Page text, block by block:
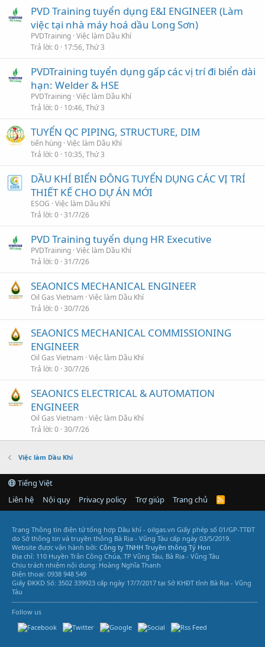
PVD Training tuyển dụng E&I ENGINEER (Làm
việc tại nhà máy hoá dầu Long Sơn)
PVDTraining Việc làm Dầu Khí
Trả lời 0 17:56, Thứ 3
PVDTraining tuyển dụng gấp các vị trí đi biển dài
hạn: Welder & HSE
PVDTraining Việc làm Dầu Khí
Trả lời 0 10:46, Thứ 3
TUYỂN QC PIPING, STRUCTURE, DIM
tiến hùng Việc làm Dầu Khí
Trả lời 0 10:35, Thứ 3
DẦU KHÍ BIỂN ĐÔNG TUYỂN DỤNG CÁC VỊ TRÍ
THIẾT KẾ CHO DỰ ÁN MỚI
ESOG Việc làm Dầu Khí
Trả lời 0 31/7/26
PVD Training tuyển dụng HR Executive
PVDTraining Việc làm Dầu Khí
Trả lời 0 31/7/26
SEAONICS MECHANICAL ENGINEER
Oil Gas Vietnam Việc làm Dầu Khí
Trả lời 0 30/7/26
SEAONICS MECHANICAL COMMISSIONING
ENGINEER
Oil Gas Vietnam Việc làm Dầu Khí
Trả lời 0 30/7/26
SEAONICS ELECTRICAL & AUTOMATION
ENGINEER
Oil Gas Vietnam Việc làm Dầu Khí
Trả lời 0 30/7/26
Việc làm Dầu Khí
Tiếng Việt
Liên hệ
Nội quy Privacy policy Trợ giúp Trang chủ
R
Trang Thông tin điện tử tổng hợp Dầu khí - oilgas.vn Giấy phép số 01/GP-TTĐT
do Sở thông tin và truyền thông Bà Rịa - Vũng Tàu cấp ngày 03/5/2019.
Website được vận hành bởi: Công ty TNHH Truyền thông Tý Hon
Địa chỉ: 110 Huyền Trân Công Chúa, TP Vũng Tàu, Bà Rịa - Vũng Tàu
Chịu trách nhiệm nội dung: Hoàng Nghĩa Thanh
Điện thoại: 0938 948 549
Giấy ĐKKD Số: 3502 339923 cấp ngày 17/7/2017 tại Sở KHĐT tỉnh Bà Rịa - Vũng
Tàu
Follow us